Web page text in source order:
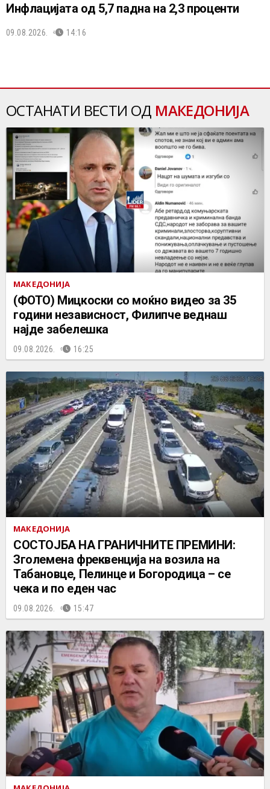
Инфлацијата од 5,7 падна на 2,3 проценти
09.08.2026. 14:16
ОСТАНАТИ ВЕСТИ ОД МАКЕДОНИЈА
МАКЕДОНИЈА
(ФОТО) Мицкоски со моќно видео за 35
години независност, Филипче веднаш
најде забелешка
09.08.2026. 16:25
МАКЕДОНИЈА
СОСТОЈБА НА ГРАНИЧНИТЕ ПРЕМИНИ:
Зголемена фреквенција на возила на
Табановце, Пелинце и Богородица – се
чека и по еден час
09.08.2026. 15:47